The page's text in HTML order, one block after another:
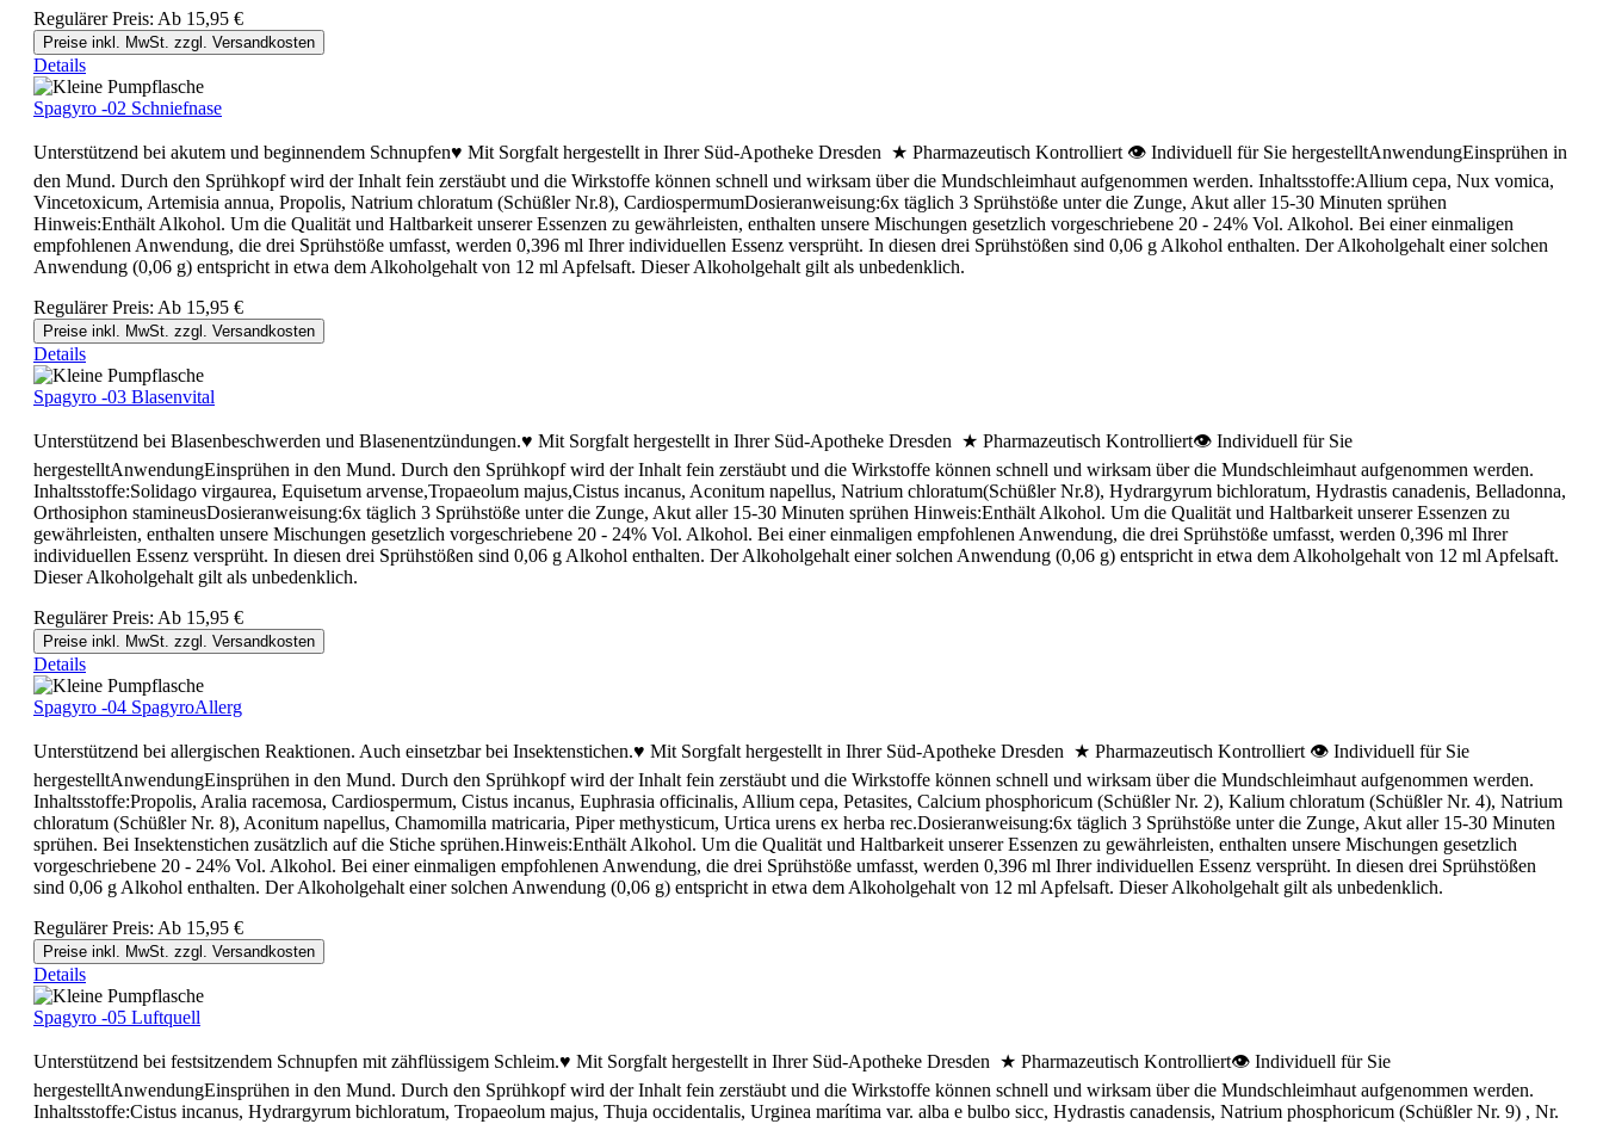
Regulärer Preis: Ab 15,95 €
Preise inkl. MwSt. zzgl. Versandkosten
Details
Spagyro -02 Schniefnase
Unterstützend bei akutem und beginnendem Schnupfen♥ Mit Sorgfalt hergestellt in Ihrer Süd-Apotheke Dresden ★ Pharmazeutisch Kontrolliert 👁 Individuell für Sie hergestelltAnwendungEinsprühen in
den Mund. Durch den Sprühkopf wird der Inhalt fein zerstäubt und die Wirkstoffe können schnell und wirksam über die Mundschleimhaut aufgenommen werden. Inhaltsstoffe:Allium cepa, Nux vomica,
Vincetoxicum, Artemisia annua, Propolis, Natrium chloratum (Schüßler Nr.8), CardiospermumDosieranweisung:6x täglich 3 Sprühstöße unter die Zunge, Akut aller 15-30 Minuten sprühen
Hinweis:Enthält Alkohol. Um die Qualität und Haltbarkeit unserer Essenzen zu gewährleisten, enthalten unsere Mischungen gesetzlich vorgeschriebene 20 - 24% Vol. Alkohol. Bei einer einmaligen
empfohlenen Anwendung, die drei Sprühstöße umfasst, werden 0,396 ml Ihrer individuellen Essenz versprüht. In diesen drei Sprühstößen sind 0,06 g Alkohol enthalten. Der Alkoholgehalt einer solchen
Anwendung (0,06 g) entspricht in etwa dem Alkoholgehalt von 12 ml Apfelsaft. Dieser Alkoholgehalt gilt als unbedenklich.
Regulärer Preis: Ab 15,95 €
Preise inkl. MwSt. zzgl. Versandkosten
Details
Spagyro -03 Blasenvital
Unterstützend bei Blasenbeschwerden und Blasenentzündungen.♥ Mit Sorgfalt hergestellt in Ihrer Süd-Apotheke Dresden ★ Pharmazeutisch Kontrolliert👁 Individuell für Sie
hergestelltAnwendungEinsprühen in den Mund. Durch den Sprühkopf wird der Inhalt fein zerstäubt und die Wirkstoffe können schnell und wirksam über die Mundschleimhaut aufgenommen werden.
Inhaltsstoffe:Solidago virgaurea, Equisetum arvense,Tropaeolum majus,Cistus incanus, Aconitum napellus, Natrium chloratum(Schüßler Nr.8), Hydrargyrum bichloratum, Hydrastis canadenis, Belladonna,
Orthosiphon stamineusDosieranweisung:6x täglich 3 Sprühstöße unter die Zunge, Akut aller 15-30 Minuten sprühen Hinweis:Enthält Alkohol. Um die Qualität und Haltbarkeit unserer Essenzen zu
gewährleisten, enthalten unsere Mischungen gesetzlich vorgeschriebene 20 - 24% Vol. Alkohol. Bei einer einmaligen empfohlenen Anwendung, die drei Sprühstöße umfasst, werden 0,396 ml Ihrer
individuellen Essenz versprüht. In diesen drei Sprühstößen sind 0,06 g Alkohol enthalten. Der Alkoholgehalt einer solchen Anwendung (0,06 g) entspricht in etwa dem Alkoholgehalt von 12 ml Apfelsaft.
Dieser Alkoholgehalt gilt als unbedenklich.
Regulärer Preis: Ab 15,95 €
Preise inkl. MwSt. zzgl. Versandkosten
Details
Spagyro -04 SpagyroAllerg
Unterstützend bei allergischen Reaktionen. Auch einsetzbar bei Insektenstichen.♥ Mit Sorgfalt hergestellt in Ihrer Süd-Apotheke Dresden ★ Pharmazeutisch Kontrolliert 👁 Individuell für Sie
hergestelltAnwendungEinsprühen in den Mund. Durch den Sprühkopf wird der Inhalt fein zerstäubt und die Wirkstoffe können schnell und wirksam über die Mundschleimhaut aufgenommen werden.
Inhaltsstoffe:Propolis, Aralia racemosa, Cardiospermum, Cistus incanus, Euphrasia officinalis, Allium cepa, Petasites, Calcium phosphoricum (Schüßler Nr. 2), Kalium chloratum (Schüßler Nr. 4), Natrium
chloratum (Schüßler Nr. 8), Aconitum napellus, Chamomilla matricaria, Piper methysticum, Urtica urens ex herba rec.Dosieranweisung:6x täglich 3 Sprühstöße unter die Zunge, Akut aller 15-30 Minuten
sprühen. Bei Insektenstichen zusätzlich auf die Stiche sprühen.Hinweis:Enthält Alkohol. Um die Qualität und Haltbarkeit unserer Essenzen zu gewährleisten, enthalten unsere Mischungen gesetzlich
vorgeschriebene 20 - 24% Vol. Alkohol. Bei einer einmaligen empfohlenen Anwendung, die drei Sprühstöße umfasst, werden 0,396 ml Ihrer individuellen Essenz versprüht. In diesen drei Sprühstößen
sind 0,06 g Alkohol enthalten. Der Alkoholgehalt einer solchen Anwendung (0,06 g) entspricht in etwa dem Alkoholgehalt von 12 ml Apfelsaft. Dieser Alkoholgehalt gilt als unbedenklich.
Regulärer Preis: Ab 15,95 €
Preise inkl. MwSt. zzgl. Versandkosten
Details
Spagyro -05 Luftquell
Unterstützend bei festsitzendem Schnupfen mit zähflüssigem Schleim.♥ Mit Sorgfalt hergestellt in Ihrer Süd-Apotheke Dresden ★ Pharmazeutisch Kontrolliert👁 Individuell für Sie
hergestelltAnwendungEinsprühen in den Mund. Durch den Sprühkopf wird der Inhalt fein zerstäubt und die Wirkstoffe können schnell und wirksam über die Mundschleimhaut aufgenommen werden.
Inhaltsstoffe:Cistus incanus, Hydrargyrum bichloratum, Tropaeolum majus, Thuja occidentalis, Urginea marítima var. alba e bulbo sicc, Hydrastis canadensis, Natrium phosphoricum (Schüßler Nr. 9) , Nr.